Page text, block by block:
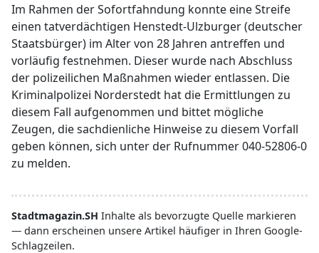
Im Rahmen der Sofortfahndung konnte eine Streife
einen tatverdächtigen Henstedt-Ulzburger (deutscher
Staatsbürger) im Alter von 28 Jahren antreffen und
vorläufig festnehmen. Dieser wurde nach Abschluss
der polizeilichen Maßnahmen wieder entlassen. Die
Kriminalpolizei Norderstedt hat die Ermittlungen zu
diesem Fall aufgenommen und bittet mögliche
Zeugen, die sachdienliche Hinweise zu diesem Vorfall
geben können, sich unter der Rufnummer 040-52806-0
zu melden.
Stadtmagazin.SH Inhalte als bevorzugte Quelle markieren
— dann erscheinen unsere Artikel häufiger in Ihren Google-
Schlagzeilen.